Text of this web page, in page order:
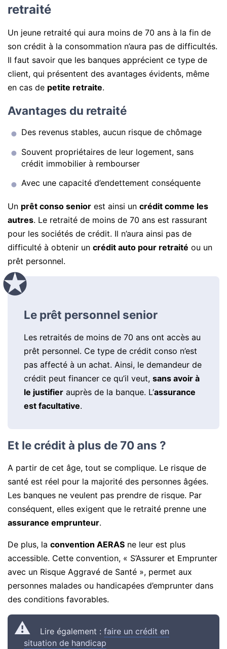
retraité
Un jeune retraité qui aura moins de 70 ans à la fin de
son crédit à la consommation n’aura pas de difficultés.
Il faut savoir que les banques apprécient ce type de
client, qui présentent des avantages évidents, même
en cas de petite retraite.
Avantages du retraité
Des revenus stables, aucun risque de chômage
Souvent propriétaires de leur logement, sans
crédit immobilier à rembourser
Avec une capacité d’endettement conséquente
Un prêt conso senior est ainsi un crédit comme les
autres. Le retraité de moins de 70 ans est rassurant
pour les sociétés de crédit. Il n’aura ainsi pas de
difficulté à obtenir un crédit auto pour retraité ou un
prêt personnel.
Le prêt personnel senior
Les retraités de moins de 70 ans ont accès au
prêt personnel. Ce type de crédit conso n’est
pas affecté à un achat. Ainsi, le demandeur de
crédit peut financer ce qu’il veut, sans avoir à
le justifier auprès de la banque. L’assurance
est facultative.
Et le crédit à plus de 70 ans ?
A partir de cet âge, tout se complique. Le risque de
santé est réel pour la majorité des personnes âgées.
Les banques ne veulent pas prendre de risque. Par
conséquent, elles exigent que le retraité prenne une
assurance emprunteur.
De plus, la convention AERAS ne leur est plus
accessible. Cette convention, « S’Assurer et Emprunter
avec un Risque Aggravé de Santé », permet aux
personnes malades ou handicapées d’emprunter dans
des conditions favorables.
Lire également : faire un crédit en
situation de handicap